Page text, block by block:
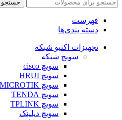
جستجو
فهرست
دسته بندی‌ها
تجهیزات اکتیو شبکه
سویچ شبکه
سویچ cisco
سویچ HRUI
سویچ MICROTIK
سویچ TENDA
سویچ TPLINK
سویچ دیلینک